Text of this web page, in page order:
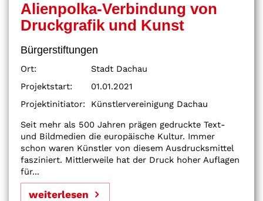
Alienpolka-Verbindung von
Druckgrafik und Kunst
Bürgerstiftungen
Ort:
Stadt Dachau
Projektstart:
01.01.2021
Projektinitiator:
Künstlervereinigung Dachau
Seit mehr als 500 Jahren prägen gedruckte Text-
und Bildmedien die europäische Kultur. Immer
schon waren Künstler von diesem Ausdrucksmittel
fasziniert. Mittlerweile hat der Druck hoher Auflagen
für...
weiterlesen